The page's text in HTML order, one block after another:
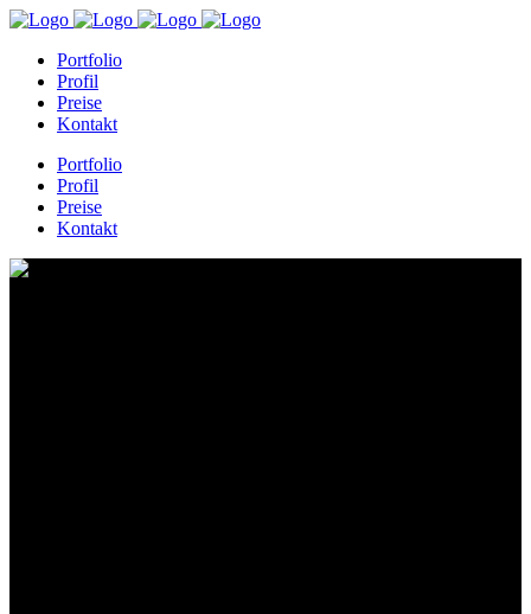
Portfolio
Profil
Preise
Kontakt
Portfolio
Profil
Preise
Kontakt